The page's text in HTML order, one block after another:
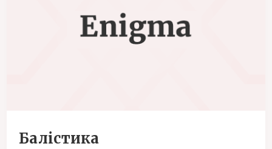
Балістика